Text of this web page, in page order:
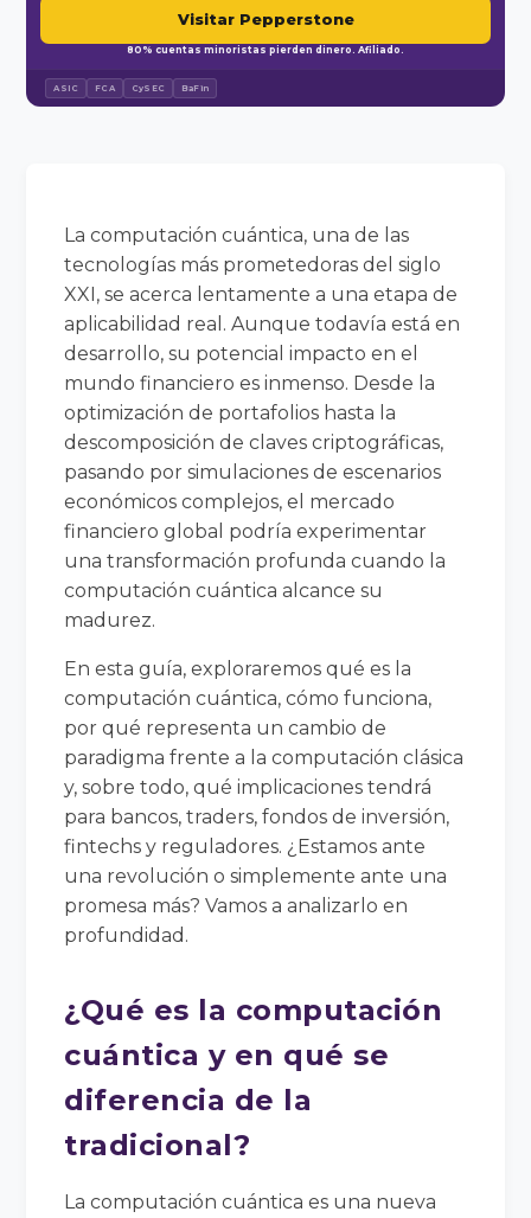
Visitar Pepperstone
80% cuentas minoristas pierden dinero. Afiliado.
ASIC FCA CySEC BaFin
La computación cuántica, una de las
tecnologías más prometedoras del siglo
XXI, se acerca lentamente a una etapa de
aplicabilidad real. Aunque todavía está en
desarrollo, su potencial impacto en el
mundo financiero es inmenso. Desde la
optimización de portafolios hasta la
descomposición de claves criptográficas,
pasando por simulaciones de escenarios
económicos complejos, el mercado
financiero global podría experimentar
una transformación profunda cuando la
computación cuántica alcance su
madurez.
En esta guía, exploraremos qué es la
computación cuántica, cómo funciona,
por qué representa un cambio de
paradigma frente a la computación clásica
y, sobre todo, qué implicaciones tendrá
para bancos, traders, fondos de inversión,
fintechs y reguladores. ¿Estamos ante
una revolución o simplemente ante una
promesa más? Vamos a analizarlo en
profundidad.
¿Qué es la computación
cuántica y en qué se
diferencia de la
tradicional?
La computación cuántica es una nueva